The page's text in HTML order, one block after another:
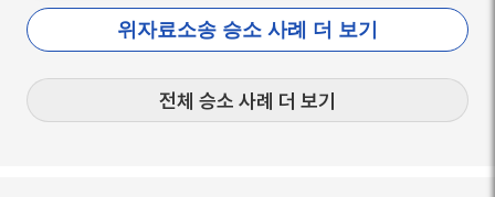
이혼전문변호사의 재산분할 방어 전략.
위자료소송 승소 사례 더 보기
전체 승소 사례 더 보기